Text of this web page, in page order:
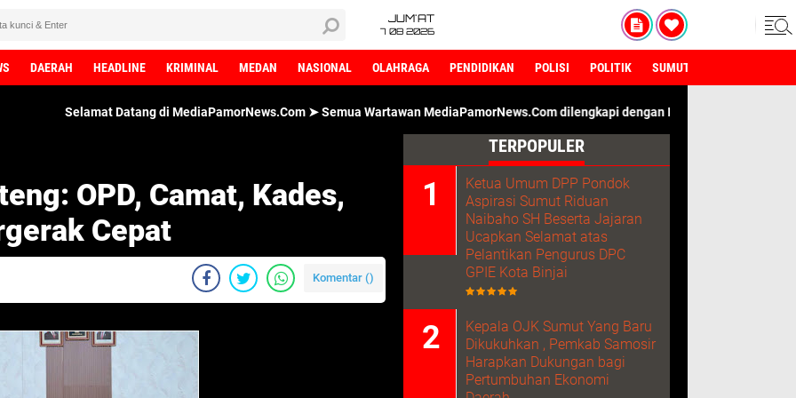
JUM'AT
7 08 2026
DAERAH HEADLINE KRIMINAL MEDAN NASIONAL OLAHRAGA PENDIDIKAN POLISI POLITIK SUMUT
Datang di MediaPamorNews.Com ➤ Semua Wartawan MediaPamorNews.Com dilengkapi dengan ID Card Wartawan. Kami Adalah
OPD, Camat, Kades,
Cepat
Komentar ()
TERPOPULER
Ketua Umum DPP Pondok
Aspirasi Sumut Riduan
Naibaho SH Beserta Jajaran
Ucapkan Selamat atas
Pelantikan Pengurus DPC
GPIE Kota Binjai
Kepala OJK Sumut Yang Baru
Dikukuhkan , Pemkab Samosir
Harapkan Dukungan bagi
Pertumbuhan Ekonomi